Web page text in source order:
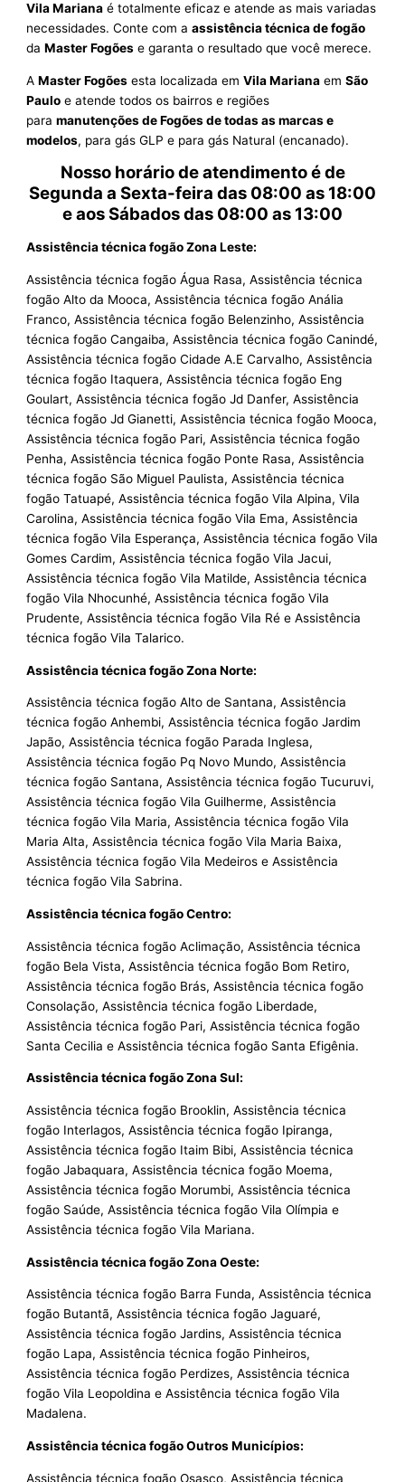
Vila Mariana é totalmente eficaz e atende as mais variadas
necessidades. Conte com aassistência técnica de fogão
daMaster Fogões e garanta o resultado que você merece.
AMaster Fogões esta localizada emVila Mariana emSão
Paulo e atende todos os bairros e regiões
paramanutenções de Fogões de todas as marcas e
modelos, para gás GLP e para gás Natural (encanado).
Nosso horário de atendimento é de
Segunda a Sexta-feira das 08:00 as 18:00
e aos Sábados das 08:00 as 13:00
Assistência técnica fogão Zona Leste:
Assistência técnica fogão Água Rasa, Assistência técnica
fogão Alto da Mooca, Assistência técnica fogão Anália
Franco, Assistência técnica fogão Belenzinho, Assistência
técnica fogão Cangaiba, Assistência técnica fogão Canindé,
Assistência técnica fogão Cidade A.E Carvalho, Assistência
técnica fogão Itaquera, Assistência técnica fogão Eng
Goulart, Assistência técnica fogão Jd Danfer, Assistência
técnica fogão Jd Gianetti, Assistência técnica fogão Mooca,
Assistência técnica fogão Pari, Assistência técnica fogão
Penha, Assistência técnica fogão Ponte Rasa, Assistência
técnica fogão São Miguel Paulista, Assistência técnica
fogão Tatuapé, Assistência técnica fogão Vila Alpina, Vila
Carolina, Assistência técnica fogão Vila Ema, Assistência
técnica fogão Vila Esperança, Assistência técnica fogão Vila
Gomes Cardim, Assistência técnica fogão Vila Jacui,
Assistência técnica fogão Vila Matilde, Assistência técnica
fogão Vila Nhocunhé, Assistência técnica fogão Vila
Prudente, Assistência técnica fogão Vila Ré e Assistência
técnica fogão Vila Talarico.
Assistência técnica fogão Zona Norte:
Assistência técnica fogão Alto de Santana, Assistência
técnica fogão Anhembi, Assistência técnica fogão Jardim
Japão, Assistência técnica fogão Parada Inglesa,
Assistência técnica fogão Pq Novo Mundo, Assistência
técnica fogão Santana, Assistência técnica fogão Tucuruvi,
Assistência técnica fogão Vila Guilherme, Assistência
técnica fogão Vila Maria, Assistência técnica fogão Vila
Maria Alta, Assistência técnica fogão Vila Maria Baixa,
Assistência técnica fogão Vila Medeiros e Assistência
técnica fogão Vila Sabrina.
Assistência técnica fogão Centro:
Assistência técnica fogão Aclimação, Assistência técnica
fogão Bela Vista, Assistência técnica fogão Bom Retiro,
Assistência técnica fogão Brás, Assistência técnica fogão
Consolação, Assistência técnica fogão Liberdade,
Assistência técnica fogão Pari, Assistência técnica fogão
Santa Cecilia e Assistência técnica fogão Santa Efigênia.
Assistência técnica fogão Zona Sul:
Assistência técnica fogão Brooklin, Assistência técnica
fogão Interlagos, Assistência técnica fogão Ipiranga,
Assistência técnica fogão Itaim Bibi, Assistência técnica
fogão Jabaquara, Assistência técnica fogão Moema,
Assistência técnica fogão Morumbi, Assistência técnica
fogão Saúde, Assistência técnica fogão Vila Olímpia e
Assistência técnica fogão Vila Mariana.
Assistência técnica fogão Zona Oeste:
Assistência técnica fogão Barra Funda, Assistência técnica
fogão Butantã, Assistência técnica fogão Jaguaré,
Assistência técnica fogão Jardins, Assistência técnica
fogão Lapa, Assistência técnica fogão Pinheiros,
Assistência técnica fogão Perdizes, Assistência técnica
fogão Vila Leopoldina e Assistência técnica fogão Vila
Madalena.
Assistência técnica fogão Outros Municípios:
Assistência técnica fogão Osasco, Assistência técnica